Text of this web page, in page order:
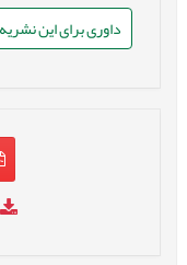
داوری برای این نشریه